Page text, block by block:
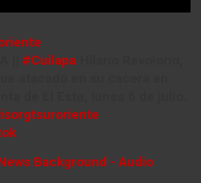
#Cuilapa
Background - Audio